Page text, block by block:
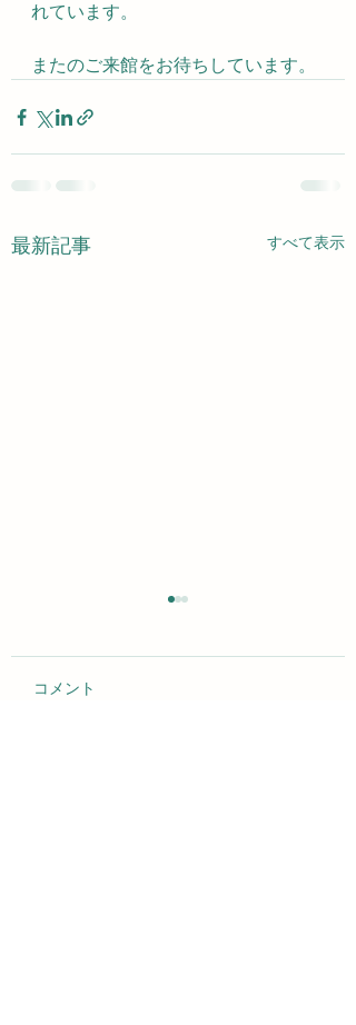
れています。
またのご来館をお待ちしています。
最新記事 すべて表示
コメント